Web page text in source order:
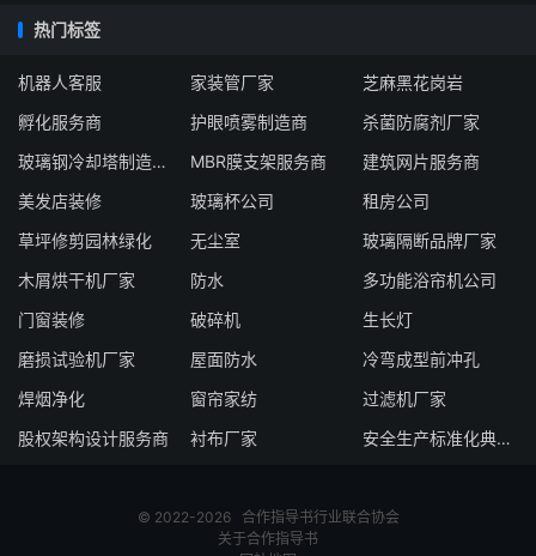
热门标签
机器人客服 家装管厂家
芝麻黑花岗岩
孵化服务商
护眼喷雾制造商
杀菌防腐剂厂家
玻璃钢冷却塔制造厂商
MBR膜支架服务商
建筑网片服务商
美发店装修
玻璃杯公司
租房公司
草坪修剪园林绿化
无尘室
玻璃隔断品牌厂家
木屑烘干机厂家
防水
多功能浴帘机公司
门窗装修
破碎机
生长灯
磨损试验机厂家
屋面防水
冷弯成型前冲孔
焊烟净化
窗帘家纺
过滤机厂家
股权架构设计服务商
衬布厂家 安全生产标准化典范企业
© 2022-2026 合作指导书行业联合协会
关于合作指导书